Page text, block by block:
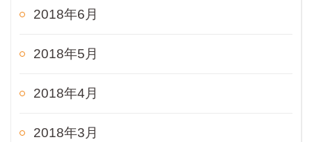
2018年6月
2018年5月
2018年4月
2018年3月